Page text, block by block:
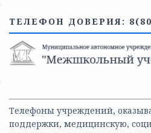
ТЕЛЕФОН ДОВЕРИЯ: